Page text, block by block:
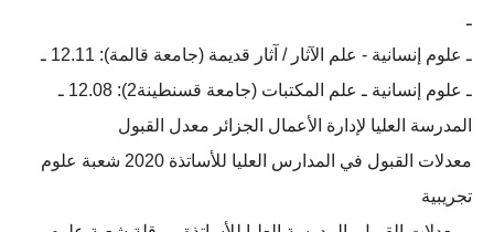
ـ
ـ علوم إنسانیة - علم الآثار / آثار قديمة (جامعة قالمة): 12.11 ـ
ـ علوم إنسانية ـ علم المكتبات (جامعة قسنطينة2): 12.08 ـ
المدرسة العليا لإدارة الأعمال الجزائر معدل القبول
معدلات القبول في المدارس العليا للأساتذة 2020 شعبة علوم
تجريبية